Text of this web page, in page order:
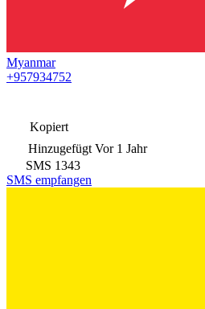
Myanmar
+957934752
Kopiert
Hinzugefügt Vor 1 Jahr
SMS 1343
SMS empfangen